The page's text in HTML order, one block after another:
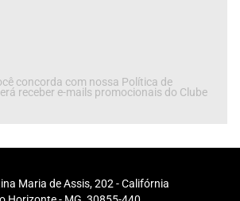
concorda com nossa Política de
receber e-mails promocionais do Clube
Maria de Assis, 202 - Califórnia